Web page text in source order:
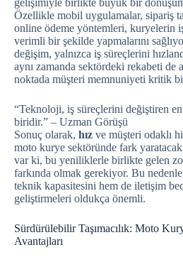
Özellikle mobil uygulamalar, sipariş
online ödeme yöntemleri, kuryelerin
verimli bir şekilde yapmalarını
değişim, yalnızca iş süreçlerini
aynı zamanda sektördeki rekabeti de
noktada müşteri memnuniyeti kritik
“Teknoloji, iş süreçlerini değiştiren
biridir.” – Uzman Görüşü
Sonuç olarak, hız ve müşteri odaklı
moto kurye sektöründe fark
var ki, bu yeniliklerle birlikte gelen
farkında olmak gerekiyor. Bu
teknik kapasitesini hem de iletişim
geliştirmeleri oldukça önemli.
Sürdürülebilir Taşımacılık: Moto
Avantajları